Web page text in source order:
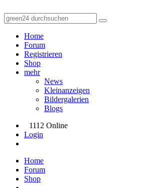
Home
Forum
Registrieren
Shop
mehr
News
Kleinanzeigen
Bildergalerien
Blogs
1112 Online
Login
Home
Forum
Shop